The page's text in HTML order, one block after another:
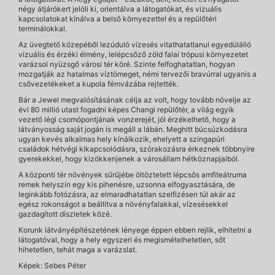
négy átjárókert jelöli ki, orientálva a látogatókat, és vizuális
kapcsolatokat kínálva a belső környezettel és a repülőtéri
terminálokkal.
Az üvegtető közepéből lezúduló vízesés vitathatatlanul egyedülálló
vizuális és érzéki élmény, lelépcsőző zöld falai trópusi környezetet
varázsol nyüzsgő városi tér köré. Szinte felfoghatatlan, hogyan
mozgatják az hatalmas víztömeget, némi tervezői bravúrral ugyanis a
csővezetékeket a kupola fémvázába rejtették.
Bár a Jewel megvalósításának célja az volt, hogy tovább növelje az
évi 80 millió utast fogadni képes Changi repülőtér, a világ egyik
vezető légi csomópontjának vonzerejét, jól érzékelhető, hogy a
látványosság saját jogán is megáll a lábán. Meghitt búcsúzkodásra
ugyan kevés alkalmas hely kínálkozik, ehelyett a szingapúri
családok hétvégi kikapcsolódásra, szórakozásra érkeznek többnyire
gyerekekkel, hogy kizökkenjenek a városállam hétköznapjaiból.
A központi tér növények sűrűjébe öltöztetett lépcsős amfiteátruma
remek helyszín egy kis pihenésre, uzsonna elfogyasztására, de
leginkább fotózásra, az elmaradhatatlan szelfizésen túl akár az
egész rokonságot a beállítva a növényfalakkal, vízesésekkel
gazdagított díszletek közé.
Korunk látványépítészetének lényege éppen ebben rejlik, elhitetni a
látogatóval, hogy a hely egyszeri és megismételhetetlen, sőt
hihetetlen, tehát maga a varázslat.
Képek: Sebes Péter